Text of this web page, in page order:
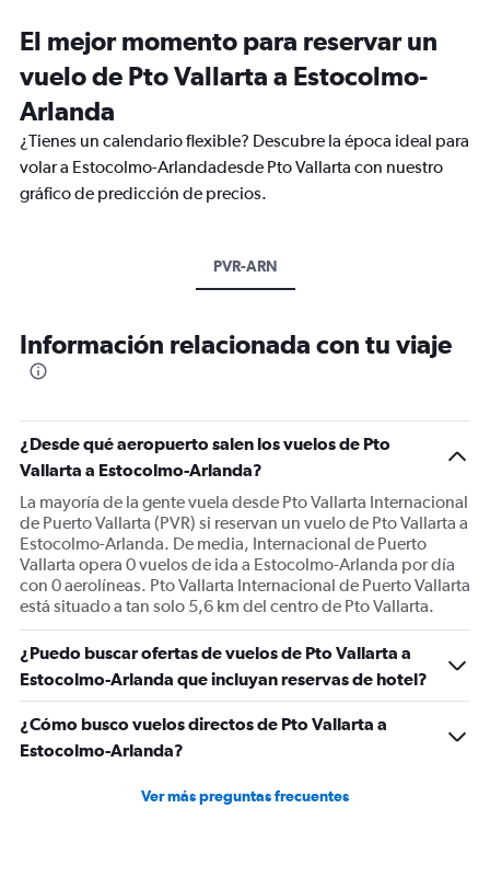
El mejor momento para reservar un
vuelo de Pto Vallarta a Estocolmo-
Arlanda
¿Tienes un calendario flexible? Descubre la época ideal para
volar a Estocolmo-Arlandadesde Pto Vallarta con nuestro
gráfico de predicción de precios.
PVR-ARN
Información relacionada con tu viaje
¿Desde qué aeropuerto salen los vuelos de Pto
Vallarta a Estocolmo-Arlanda?
La mayoría de la gente vuela desde Pto Vallarta Internacional
de Puerto Vallarta (PVR) si reservan un vuelo de Pto Vallarta a
Estocolmo-Arlanda. De media, Internacional de Puerto
Vallarta opera 0 vuelos de ida a Estocolmo-Arlanda por día
con 0 aerolíneas. Pto Vallarta Internacional de Puerto Vallarta
está situado a tan solo 5,6 km del centro de Pto Vallarta.
¿Puedo buscar ofertas de vuelos de Pto Vallarta a
Estocolmo-Arlanda que incluyan reservas de hotel?
¿Cómo busco vuelos directos de Pto Vallarta a
Estocolmo-Arlanda?
Ver más preguntas frecuentes